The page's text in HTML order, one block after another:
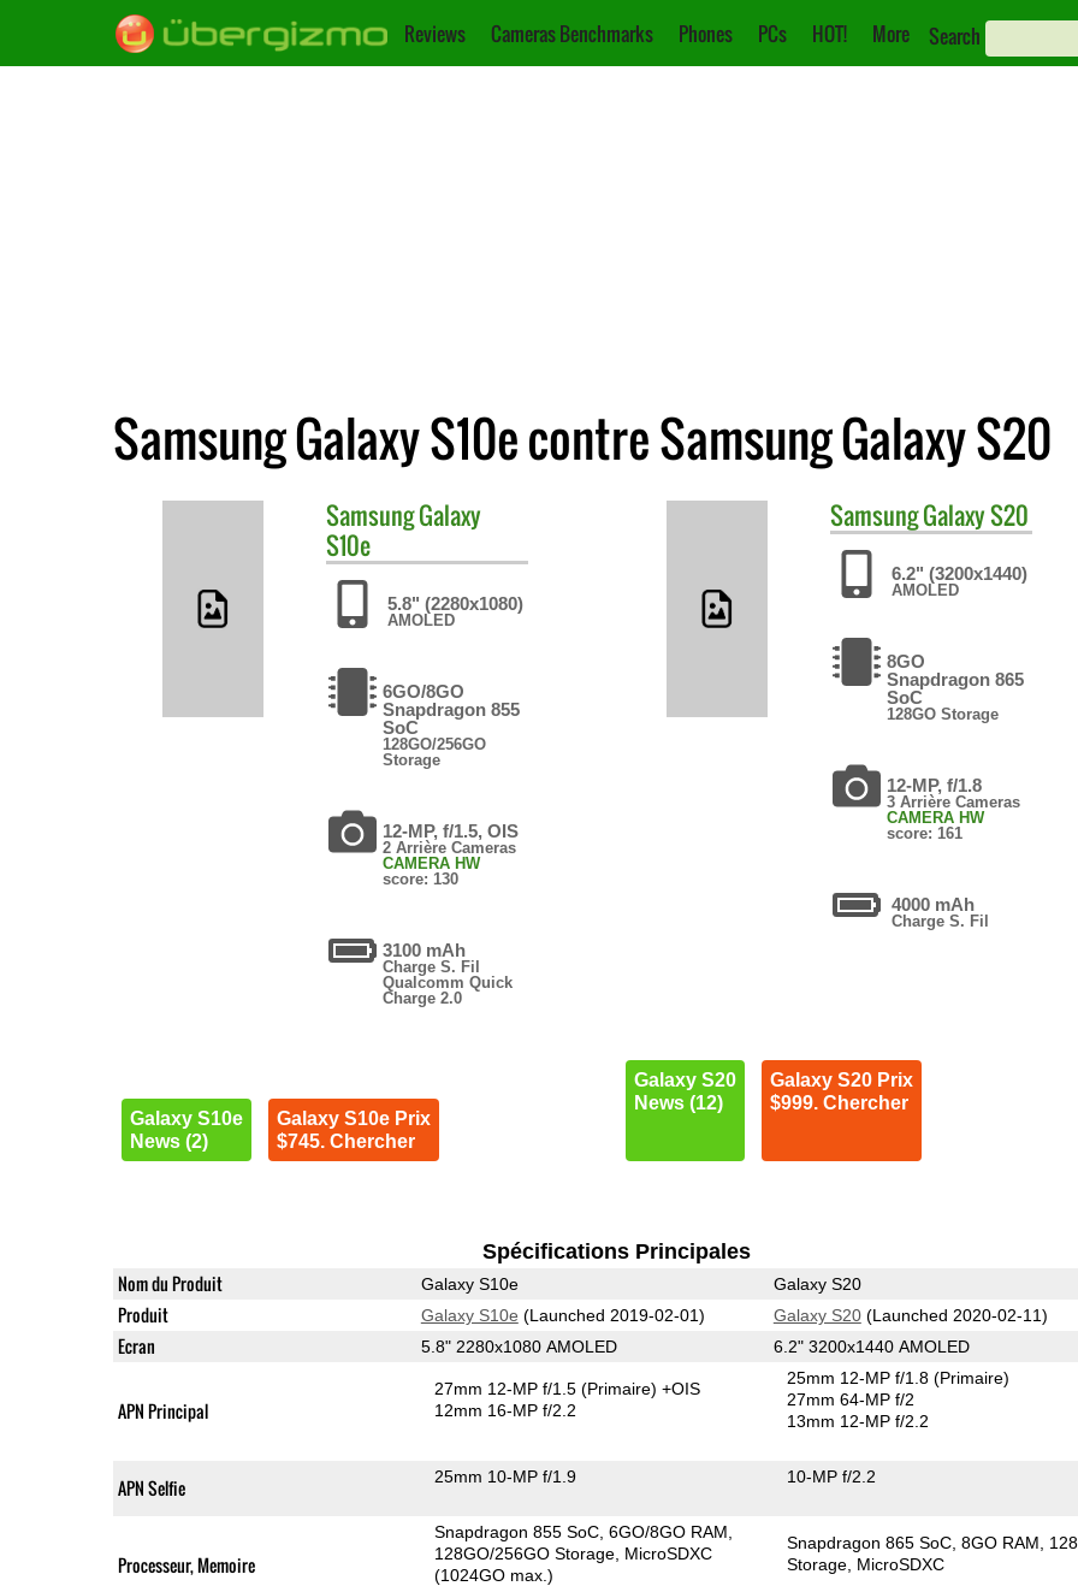
Reviews Cameras Benchmarks Phones PCs HOT! More Search
Samsung Galaxy S10e contre Samsung Galaxy S20
SamsungGalaxy
S10e
5.8" (2280x1080)
AMOLED
6GO/8GO
Snapdragon 855
SoC
128GO/256GO
Storage
12-MP, f/1.5, OIS
2 Arrière Cameras
CAMERA HW
score: 130
3100 mAh
Charge S. Fil
Qualcomm Quick
Charge 2.0
Galaxy S10e
News (2)
Galaxy S10e Prix
$745. Chercher
SamsungGalaxy S20
6.2" (3200x1440)
AMOLED
8GO
Snapdragon 865
SoC
128GO Storage
12-MP, f/1.8
3 Arrière Cameras
CAMERA HW
score: 161
4000 mAh
Charge S. Fil
Galaxy S20
News (12)
Galaxy S20 Prix
$999. Chercher
Spécifications Principales
Nom du Produit Galaxy S10e Galaxy S20
Produit Galaxy S10e (Launched 2019-02-01) Galaxy S20(Launched 2020-02-11)
Ecran 5.8" 2280x1080 AMOLED 6.2" 3200x1440 AMOLED
APN Principal
27mm 12-MP f/1.5(Primaire) +OIS
12mm 16-MP f/2.2
25mm 12-MP f/1.8(Primaire)
27mm 64-MP f/2
13mm 12-MP f/2.2
APN Selfie 25mm 10-MP f/1.9 10-MP f/2.2
Processeur, Memoire
Snapdragon 855 SoC 6GO/8GO RAM
128GO/256GO Storage MicroSDXC
(1024GO max.)
Snapdragon 865 SoC 8GO RAM
Storage MicroSDXC